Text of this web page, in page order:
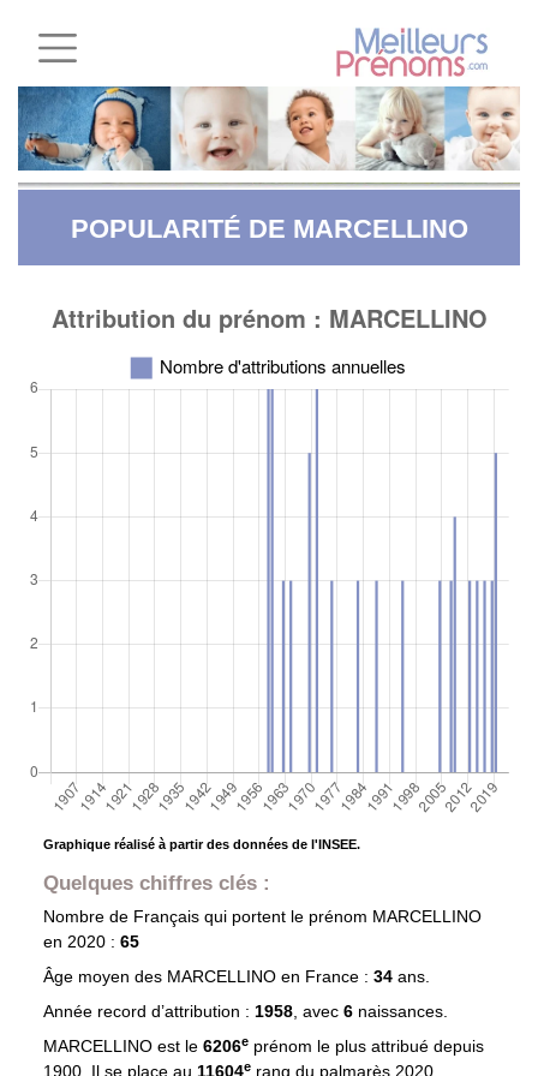
POPULARITÉ DE MARCELLINO
Graphique réalisé à partir des données de l'INSEE.
Quelques chiffres clés :
Nombre de Français qui portent le prénom MARCELLINO
en 2020 : 65
Âge moyen des MARCELLINOen France : 34 ans.
Année record d’attribution : 1958, avec 6 naissances.
MARCELLINO est le 6206eprénom le plus attribué depuis
1900. Il se place au 11604e rang du palmarès 2020.